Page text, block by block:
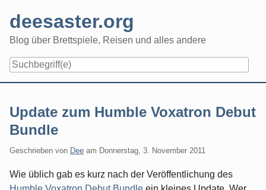
content
deesaster.org
Blog über Brettspiele, Reisen und alles andere
Update zum Humble Voxatron Debut
Bundle
Geschrieben von Dee am Donnerstag, 3. November 2011
Wie üblich gab es kurz nach der Veröffentlichung des